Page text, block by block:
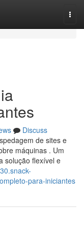
Discuss
de sites e
máquinas . Um
solução flexível e
para-iniciantes